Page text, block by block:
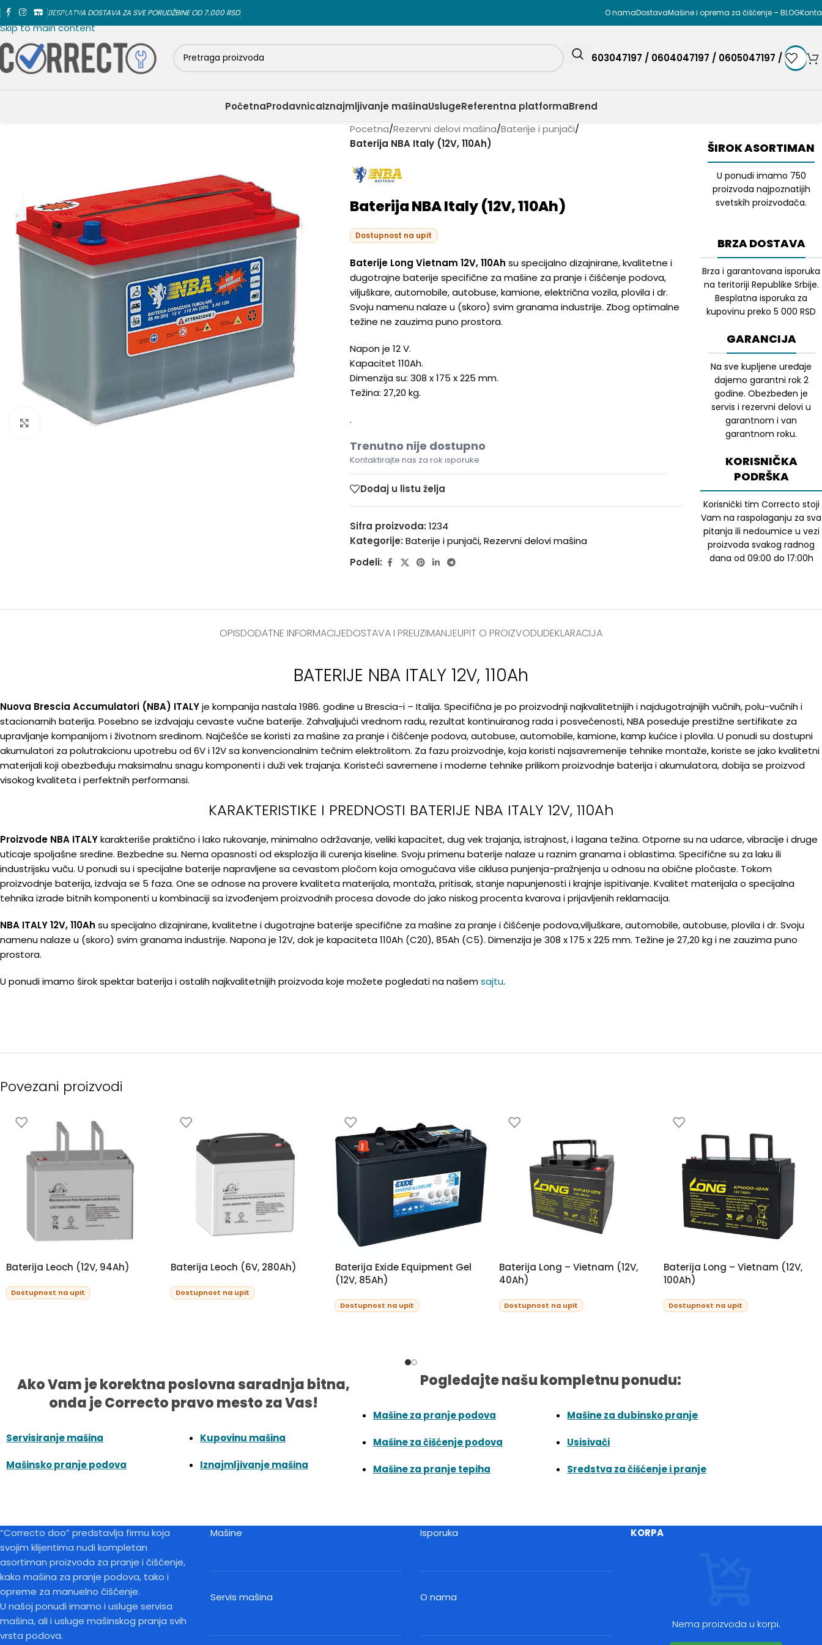
Skip to navigation
Skip to main content
BESPLATNA DOSTAVA ZA SVE PORUDŽBINE OD 7.000 RSD O namaDostavaMašine i oprema za čišćenje – BLOG
0603047197 / 0604047197 / 0605047197 /
PočetnaProdavnicaIznajmljivanje mašinaUslugeReferentna platformaBrend
Kliknite da biste uvećali
Pocetna/Rezervni delovi mašina/Baterije i punjači/
Baterija NBA Italy (12V, 110Ah)
Baterija NBA Italy (12V, 110Ah)
Dostupnost na upit
Baterije Long Vietnam 12V, 110Ahsu specijalno dizajnirane, kvalitetne i
dugotrajne baterije specifične za mašine za pranje i čišćenje podova,
viljuškare, automobile, autobuse, kamione, električna vozila, plovila i dr.
Svoju namenu nalaze u (skoro) svim granama industrije. Zbog optimalne
težine ne zauzima puno prostora.
Napon je 12 V.
Kapacitet 110Ah.
Dimenzija su: 308 x 175 x 225 mm.
Težina: 27,20 kg.
.
Trenutno nije dostupno
Kontaktirajte nas za rok isporuke
Dodaj u listu želja
Sifra proizvoda:1234
Kategorije: Baterije i punjači, Rezervni delovi mašina
Podeli:
ŠIROK ASORTIMAN
U ponudi imamo 750
proizvoda najpoznatijih
svetskih proizvođača.
BRZA DOSTAVA
Brza i garantovana isporuka
na teritoriji Republike Srbije.
Besplatna isporuka za
kupovinu preko 5 000 RSD
GARANCIJA
Na sve kupljene uređaje
dajemo garantni rok 2
godine. Obezbeđen je
servis i rezervni delovi u
garantnom i van
garantnom roku.
KORISNIČKA
PODRŠKA
Korisnički tim Correcto stoji
Vam na raspolaganju za sva
pitanja ili nedoumice u vezi
proizvoda svakog radnog
dana od 09:00 do 17:00h
OPISDODATNE INFORMACIJEDOSTAVA I PREUZIMANJEUPIT O PROIZVODUDEKLARACIJA
BATERIJE NBA ITALY 12V, 110Ah
Nuova Brescia Accumulatori (NBA) ITALYje kompanija nastala 1986. godine u Brescia-i – Italija. Specifična je po proizvodnji najkvalitetnijih i najdugotrajnijih vučnih, polu-vučnih i
stacionarnih baterija. Posebno se izdvajaju cevaste vučne baterije. Zahvaljujući vrednom radu, rezultat kontinuiranog rada i posvećenosti, NBA poseduje prestižne sertifikate za
upravljanje kompanijom i životnom sredinom. Najčešće se koristi za mašine za pranje i čišćenje podova, autobuse, automobile, kamione, kamp kućice i plovila. U ponudi su dostupni
akumulatori za polutrakcionu upotrebu od 6V i 12V sa konvencionalnim tečnim elektrolitom. Za fazu proizvodnje, koja koristi najsavremenije tehnike montaže, koriste se jako kvalitetni
materijali koji obezbeđuju maksimalnu snagu komponenti i duži vek trajanja. Koristeći savremene i moderne tehnike prilikom proizvodnje baterija i akumulatora, dobija se proizvod
visokog kvaliteta i perfektnih performansi.
KARAKTERISTIKE I PREDNOSTI BATERIJE NBA ITALY 12V, 110Ah
Proizvode NBA ITALYkarakteriše praktično i lako rukovanje, minimalno održavanje, veliki kapacitet, dug vek trajanja, istrajnost, i lagana težina. Otporne su na udarce, vibracije i druge
uticaje spoljašne sredine. Bezbedne su. Nema opasnosti od eksplozija ili curenja kiseline. Svoju primenu baterije nalaze u raznim granama i oblastima. Specifične su za laku ili
industrijsku vuču. U ponudi su i specijalne baterije napravljene sa cevastom pločom koja omogućava više ciklusa punjenja-pražnjenja u odnosu na obične pločaste. Tokom
proizvodnje baterija, izdvaja se 5 faza. One se odnose na provere kvaliteta materijala, montaža, pritisak, stanje napunjenosti i krajnje ispitivanje. Kvalitet materijala o specijalna
tehnika izrade bitnih komponenti u kombinaciji sa izvođenjem proizvodnih procesa dovode do jako niskog procenta kvarova i prijavljenih reklamacija.
NBA ITALY 12V, 110Ah su specijalno dizajnirane, kvalitetne i dugotrajne baterije specifične za mašine za pranje i čišćenje podova,viljuškare, automobile, autobuse, plovila i dr. Svoju
namenu nalaze u (skoro) svim granama industrije. Napona je 12V, dok je kapaciteta 110Ah (C20), 85Ah (C5). Dimenzija je 308 x 175 x 225 mm. Težine je 27,20 kg i ne zauzima puno
prostora.
U ponudi imamo širok spektar baterija i ostalih najkvalitetnijih proizvoda koje možete pogledati na našemsajtu.
Povezani proizvodi
Baterija Leoch (12V, 94Ah)
Dostupnost na upit
Baterija Leoch (6V, 280Ah)
Dostupnost na upit
Baterija Exide Equipment Gel
(12V, 85Ah)
Dostupnost na upit
Baterija Long – Vietnam (12V,
40Ah)
Dostupnost na upit
Baterija Long – Vietnam (12V,
100Ah)
Dostupnost na upit
Ako Vam je korektna poslovna saradnja bitna,
onda je Correcto pravo mesto za Vas!
Servisiranje mašina
Mašinsko pranje podova
Kupovinu mašina
Iznajmljivanje mašina
Pogledajte našu kompletnu ponudu:
Mašine za pranje podova
Mašine za čišćenje podova
Mašine za pranje tepiha
Mašine za dubinsko pranje
Usisivači
Sredstva za čišćenje i pranje
“Correcto doo” predstavlja firmu koja
svojim klijentima nudi kompletan
asortiman proizvoda za pranje i čišćenje,
kako mašina za pranje podova, tako i
opreme za manuelno čišćenje.
U našoj ponudi imamo i usluge servisa
mašina, ali i usluge mašinskog pranja svih
vrsta podova.
Mašine
Servis mašina
Isporuka
O nama
KORPA
Nema proizvoda u korpi.